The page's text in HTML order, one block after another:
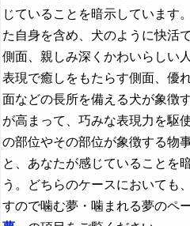
じていることを暗示しています
た自身を含め、犬のように快活
側面、親しみ深くかわいらしい
表現で癒しをもたらす側面、優
面などの長所を備える犬が象徴
が高まって、巧みな表現力を駆
の部位やその部位が象徴する物
と、あなたが感じていることを
う。どちらのケースにおいても
すので噛む夢・噛まれる夢のペ